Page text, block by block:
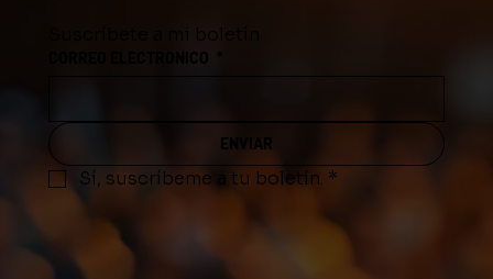
Suscríbete a mi boletín
CORREO ELECTRONICO
ENVIAR
Sí, suscríbeme a tu boletín. *